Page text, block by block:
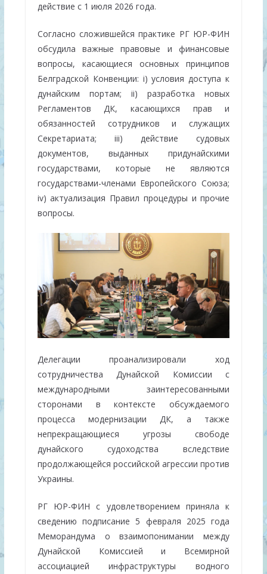
действие с 1 июля 2026 года.
Согласно сложившейся практике РГ ЮР-ФИН
обсудила важные правовые и финансовые
вопросы, касающиеся основных принципов
Белградской Конвенции: i) условия доступа к
дунайским портам; ii) разработка новых
Регламентов ДК, касающихся прав и
обязанностей сотрудников и служащих
Секретариата; iii) действие судовых
документов, выданных придунайскими
государствами, которые не являются
государствами-членами Европейского Союза;
iv) актуализация Правил процедуры и прочие
вопросы.
Делегации проанализировали ход
сотрудничества Дунайской Комиссии с
международными заинтересованными
сторонами в контексте обсуждаемого
процесса модернизации ДК, а также
непрекращающиеся угрозы свободе
дунайского судоходства вследствие
продолжающейся российской агрессии против
Украины.
РГ ЮР-ФИН с удовлетворением приняла к
сведению подписание 5 февраля 2025 года
Меморандума о взаимопонимании между
Дунайской Комиссией и Всемирной
ассоциацией инфраструктуры водного